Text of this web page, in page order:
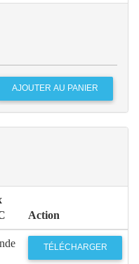
Action
TÉLÉCHARGER